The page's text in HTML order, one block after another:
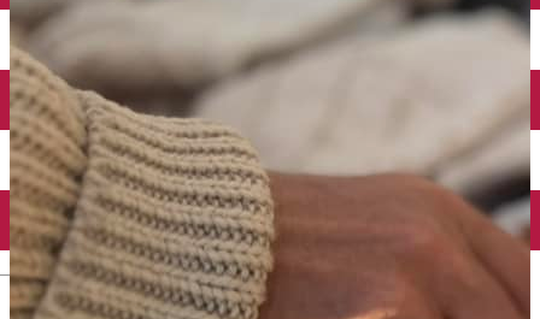
English
Taxi
Încărcare vehicule electrice